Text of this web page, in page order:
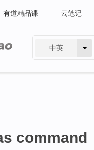
有道精品课 云笔记
中英
command